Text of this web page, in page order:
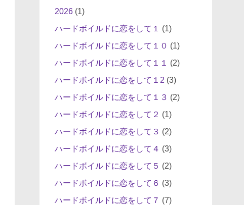
2026(1)
ハードボイルドに恋をして１
(1)
ハードボイルドに恋をして１０ (1)
ハードボイルドに恋をして１１
(2)
ハードボイルドに恋をして１2 (3)
ハードボイルドに恋をして１３ (2)
ハードボイルドに恋をして２ (1)
ハードボイルドに恋をして３ (2)
ハードボイルドに恋をして４ (3)
ハードボイルドに恋をして５ (2)
ハードボイルドに恋をして６ (3)
ハードボイルドに恋をして７ (7)